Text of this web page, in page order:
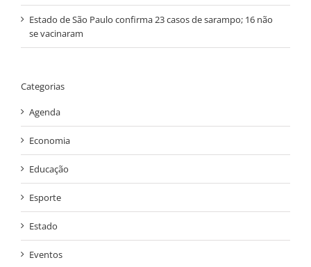
Estado de São Paulo confirma 23 casos de sarampo; 16 não
se vacinaram
Categorias
Agenda
Economia
Educação
Esporte
Estado
Eventos